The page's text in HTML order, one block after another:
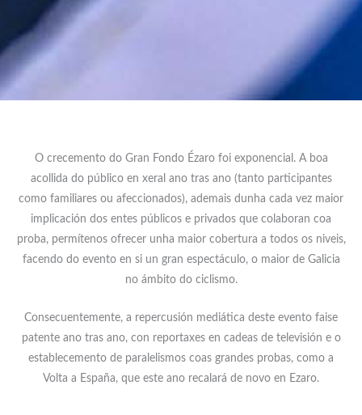
O crecemento do Gran Fondo Ézaro foi exponencial. A boa
acollida do público en xeral ano tras ano (tanto participantes
como familiares ou afeccionados), ademais dunha cada vez maior
implicación dos entes públicos e privados que colaboran coa
proba, permítenos ofrecer unha maior cobertura a todos os niveis,
facendo do evento en si un gran espectáculo, o maior de Galicia
no ámbito do ciclismo.
Consecuentemente, a repercusión mediática deste evento faise
patente ano tras ano, con reportaxes en cadeas de televisión e o
establecemento de paralelismos coas grandes probas, como a
Volta a España, que este ano recalará de novo en Ezaro.